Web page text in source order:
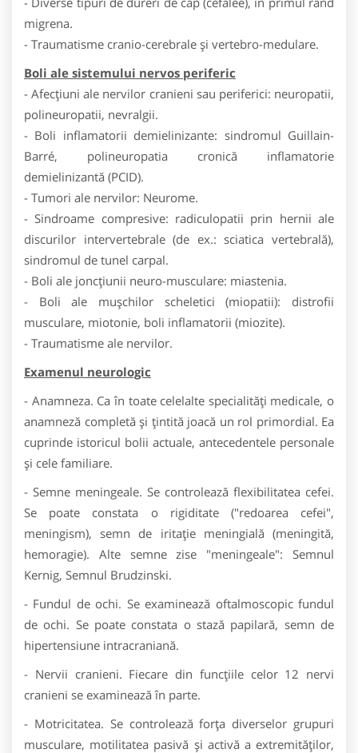
migrena.
- Traumatisme cranio-cerebrale și vertebro-medulare.
Boli ale sistemului nervos periferic
- Afecțiuni ale nervilor cranieni sau periferici: neuropatii,
polineuropatii, nevralgii.
- Boli inflamatorii demielinizante: sindromul Guillain-
Barré, polineuropatia cronică inflamatorie
demielinizantă (PCID).
- Tumori ale nervilor: Neurome.
- Sindroame compresive: radiculopatii prin hernii ale
discurilor intervertebrale (de ex.: sciatica vertebrală),
sindromul de tunel carpal.
- Boli ale joncțiunii neuro-musculare: miastenia.
- Boli ale mușchilor scheletici (miopatii): distrofii
musculare, miotonie, boli inflamatorii (miozite).
- Traumatisme ale nervilor.
Examenul neurologic
- Anamneza. Ca în toate celelalte specialități medicale, o
anamneză completă și țintită joacă un rol primordial. Ea
cuprinde istoricul bolii actuale, antecedentele personale
și cele familiare.
- Semne meningeale. Se controlează flexibilitatea cefei.
Se poate constata o rigiditate ("redoarea cefei",
meningism), semn de iritație meningială (meningită,
hemoragie). Alte semne zise "meningeale": Semnul
Kernig, Semnul Brudzinski.
- Fundul de ochi. Se examinează oftalmoscopic fundul
de ochi. Se poate constata o stază papilară, semn de
hipertensiune intracraniană.
- Nervii cranieni. Fiecare din funcțiile celor 12 nervi
cranieni se examinează în parte.
- Motricitatea. Se controlează forța diverselor grupuri
musculare, motilitatea pasivă și activă a extremităților,